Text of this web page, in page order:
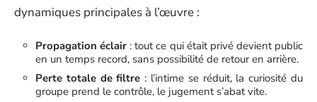
dynamiques principales à l’œuvre :
Propagation éclair : tout ce qui était privé devient public
en un temps record, sans possibilité de retour en arrière.
Perte totale de filtre : l’intime se réduit, la curiosité du
groupe prend le contrôle, le jugement s’abat vite.